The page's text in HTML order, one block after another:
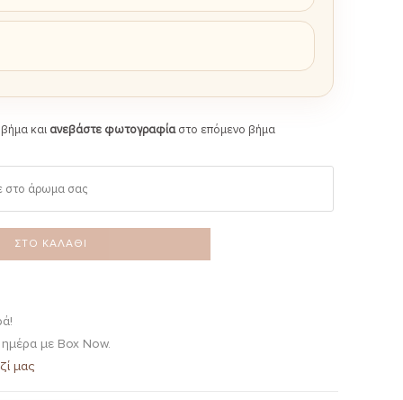
και ανεβάστε φωτογραφίαστο επόμενο βήμα
ΣΤΟ ΚΑΛΆΘΙ
με Box Now.
μας